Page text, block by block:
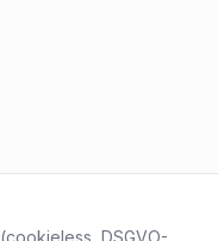
(cookieless, DSGVO-